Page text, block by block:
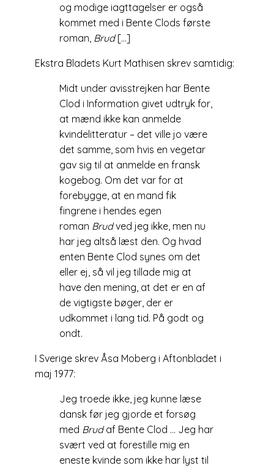
og modige iagttagelser er også
kommet med i Bente Clods første
roman, Brud[…]
Ekstra Bladets Kurt Mathisen skrev samtidig:
Midt under avisstrejken har Bente
Clod i Information givet udtryk for,
at mænd ikke kan anmelde
kvindelitteratur – det ville jo være
det samme, som hvis en vegetar
gav sig til at anmelde en fransk
kogebog. Om det var for at
forebygge, at en mand fik
fingrene i hendes egen
roman Brudved jeg ikke, men nu
har jeg altså læst den. Og hvad
enten Bente Clod synes om det
eller ej, så vil jeg tillade mig at
have den mening, at det er en af
de vigtigste bøger, der er
udkommet i lang tid. På godt og
ondt.
I Sverige skrev Åsa Moberg i Aftonbladet i
maj 1977:
Jeg troede ikke, jeg kunne læse
dansk før jeg gjorde et forsøg
med Brudaf Bente Clod … Jeg har
svært ved at forestille mig en
eneste kvinde som ikke har lyst til